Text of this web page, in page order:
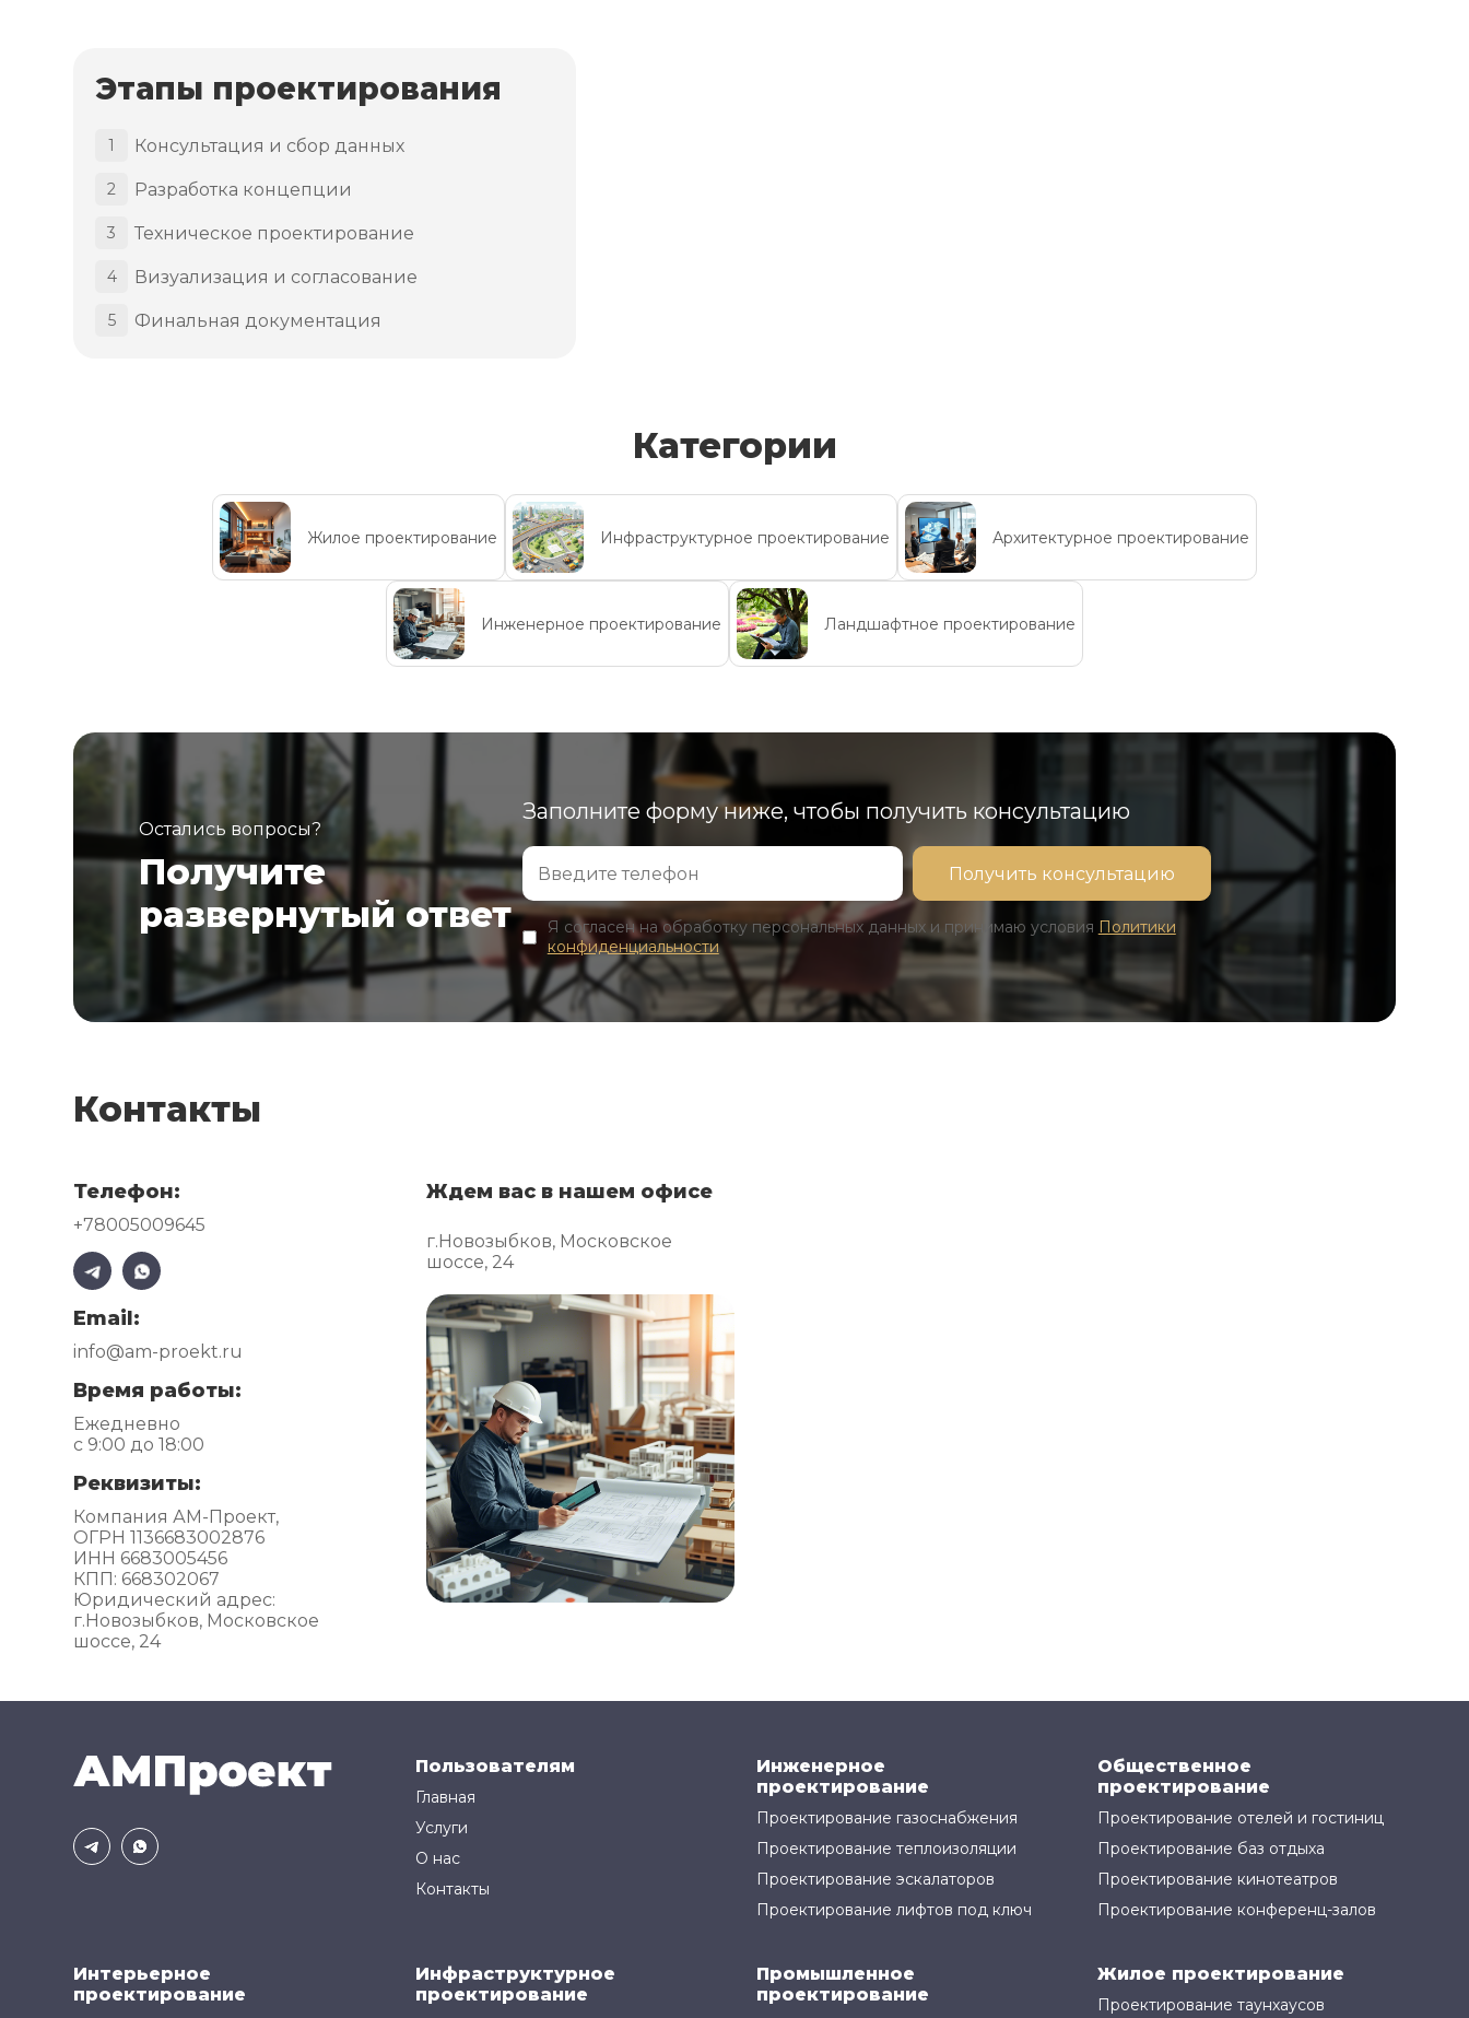
Этапы проектирования
1 Консультация и сбор данных
2 Разработка концепции
3 Техническое проектирование
4 Визуализация и согласование
5 Финальная документация
Категории
Жилое проектирование Инфраструктурное проектирование Архитектурное проектирование
Инженерное проектирование Ландшафтное проектирование
Остались вопросы?
Получите
развернутый ответ
Заполните форму ниже, чтобы получить консультацию
Я согласен на обработку персональных данных и принимаю условия Политики
конфиденциальности
Контакты
Телефон:
+78005009645
Email:
info@am-proekt.ru
Время работы:
Ежедневно
с 9:00 до 18:00
Реквизиты:
Компания АМ-Проект,
ОГРН 1136683002876
ИНН 6683005456
КПП: 668302067
Юридический адрес:
г.Новозыбков, Московское
шоссе, 24
Ждем вас в нашем офисе
г.Новозыбков, Московское
шоссе, 24
Пользователям
Главная
Услуги
О нас
Контакты
Инженерное
проектирование
Проектирование газоснабжения
Проектирование теплоизоляции
Проектирование эскалаторов
Проектирование лифтов под ключ
Общественное
проектирование
Проектирование отелей и гостиниц
Проектирование баз отдыха
Проектирование кинотеатров
Проектирование конференц-залов
Интерьерное
проектирование
Инфраструктурное
проектирование
Промышленное
проектирование
Жилое проектирование
Проектирование таунхаусов